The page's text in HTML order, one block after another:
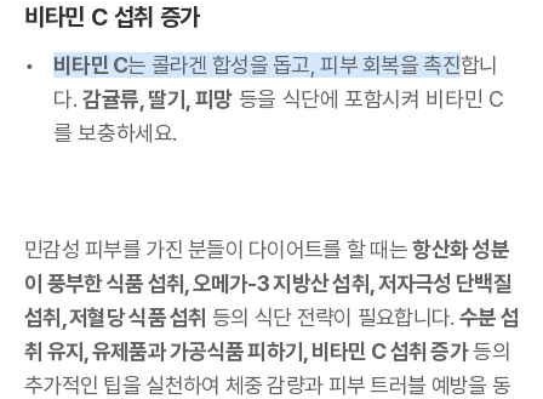
비타민 C 섭취 증가
비타민 C는 콜라겐 합성을 돕고, 피부 회복을 촉진합니
다. 감귤류, 딸기, 피망등을 식단에 포함시켜 비타민 C
를 보충하세요.
민감성 피부를 가진 분들이 다이어트를 할 때는항산화 성분
이 풍부한 식품 섭취, 오메가-3 지방산 섭취, 저자극성 단백질
섭취, 저혈당 식품 섭취 등의 식단 전략이 필요합니다. 수분 섭
취 유지, 유제품과 가공식품 피하기, 비타민 C 섭취 증가등의
추가적인 팁을 실천하여 체중 감량과 피부 트러블 예방을 동